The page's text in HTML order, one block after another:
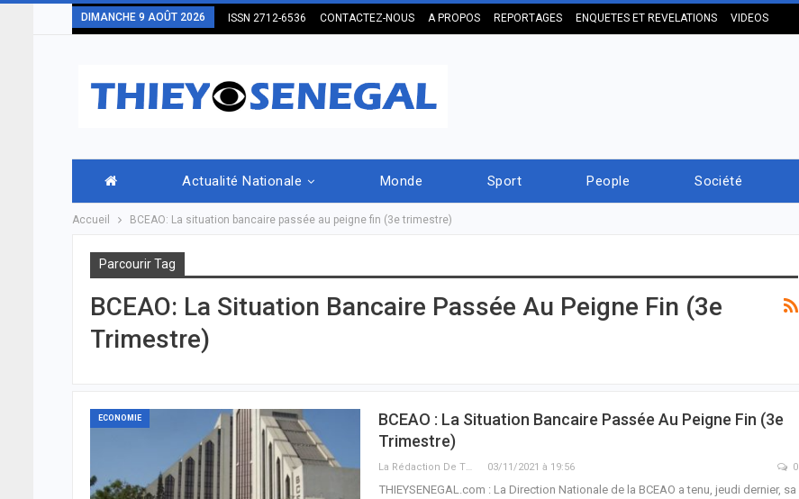
DIMANCHE 9 AOÛT 2026 ISSN 2712-6536 CONTACTEZ-NOUS A PROPOS REPORTAGES ENQUETES ET REVELATIONS VIDEOS
Actualité Nationale Monde Sport People Société
Accueil BCEAO: La situation bancaire passée au peigne fin (3e trimestre)
Parcourir Tag
BCEAO: La Situation Bancaire Passée Au Peigne Fin (3e
Trimestre)
ECONOMIE
BCEAO : La Situation Bancaire Passée Au Peigne Fin (3e
Trimestre)
03/11/2021 à 19:56 0
THIEYSENEGAL.com : La Direction Nationale de la BCEAO a tenu, jeudi dernier, sa